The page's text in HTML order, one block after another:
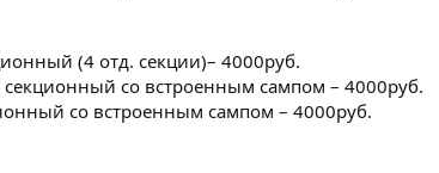
(4 отд. секции)– 4000руб.
секционный со встроенным сампом – 4000руб.
со встроенным сампом – 4000руб.